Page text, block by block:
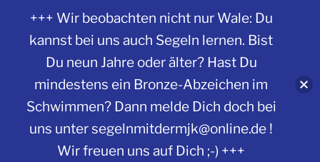
+++ Wir beobachten nicht nur Wale: Du
kannst bei uns auch Segeln lernen. Bist
Du neun Jahre oder älter? Hast Du
mindestens ein Bronze-Abzeichen im
Schwimmen? Dann melde Dich doch bei
uns unter segelnmitdermjk@online.de !
Wir freuen uns auf Dich ;-) +++